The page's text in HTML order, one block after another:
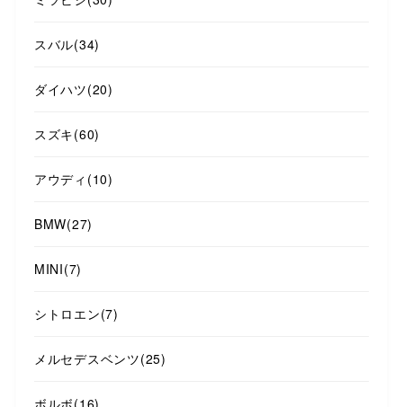
スバル(34)
ダイハツ(20)
スズキ(60)
アウディ (10)
BMW(27)
MINI(7)
シトロエン(7)
メルセデスベンツ(25)